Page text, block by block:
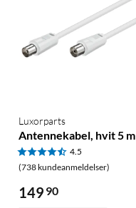
Luxorparts
Antennekabel, hvit 5 m
4.5
(738 kundeanmeldelser)
149 90